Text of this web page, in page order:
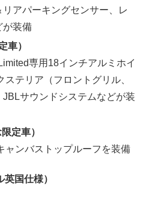
アパーキングセンサー、レ
が装備
車）
専用18インチアルミホイ
テリア（フロントグリル、
JBLサウンドシステムなどが装
定車）
ャンバストップルーフを装備
国仕様）